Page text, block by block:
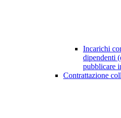
Incarichi
dipendenti
pubblicare
Contrattazione